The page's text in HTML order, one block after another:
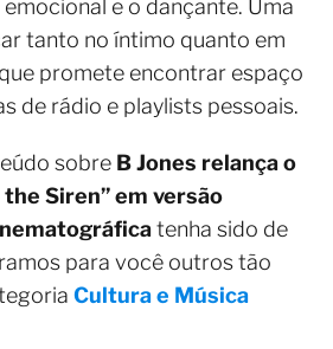
e o dançante. Uma
tanto no íntimo quanto em
promete encontrar espaço
de rádio e playlists pessoais.
sobre B Jones relança o
Siren” em versão
tenha sido de
para você outros tão
Cultura e Música